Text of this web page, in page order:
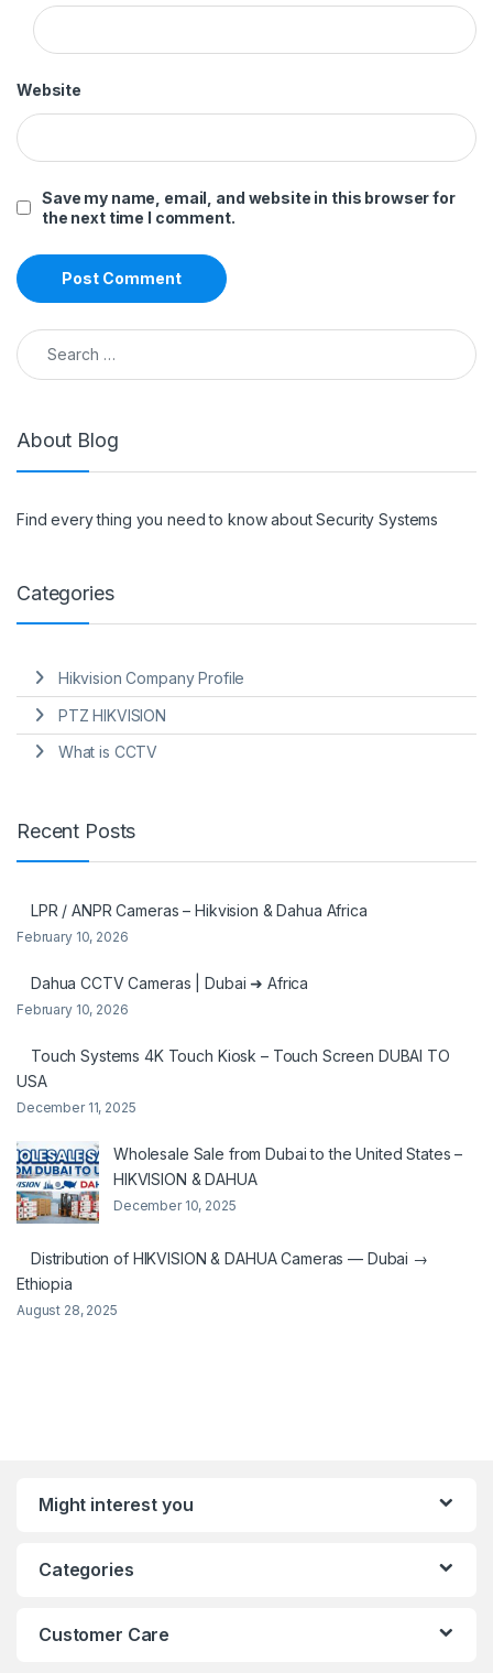
Website
Save my name, email, and website in this browser for
the next time I comment.
Search for:
About Blog
Find every thing you need to know about Security Systems
Categories
Hikvision Company Profile
PTZ HIKVISION
What is CCTV
Recent Posts
LPR / ANPR Cameras – Hikvision & Dahua Africa
February 10, 2026
Dahua CCTV Cameras | Dubai ➜ Africa
February 10, 2026
Touch Systems 4K Touch Kiosk – Touch Screen DUBAI TO
USA
December 11, 2025
Wholesale Sale from Dubai to the United States –
HIKVISION & DAHUA
December 10, 2025
Distribution of HIKVISION & DAHUA Cameras — Dubai →
Ethiopia
August 28, 2025
Might interest you
Categories
Customer Care